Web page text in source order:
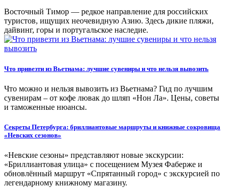
Восточный Тимор — редкое направление для российских
туристов, ищущих неочевидную Азию. Здесь дикие пляжи,
дайвинг, горы и португальское наследие.
Что привезти из Вьетнама: лучшие сувениры и что нельзя вывозить
Что можно и нельзя вывозить из Вьетнама? Гид по лучшим
сувенирам – от кофе лювак до шляп «Нон Ла». Цены, советы
и таможенные нюансы.
Секреты Петербурга: бриллиантовые маршруты и книжные сокровища
«Невских сезонов»
«Невские сезоны» представляют новые экскурсии:
«Бриллиантовая улица» с посещением Музея Фаберже и
обновлённый маршрут «Спрятанный город» с экскурсией по
легендарному книжному магазину.